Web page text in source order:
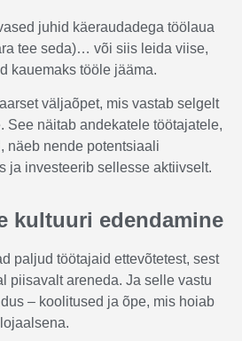
juhid käeraudadega töölaua
tee seda)… või siis leida viise,
kauemaks tööle jääma.
väljaõpet, mis vastab selgelt
See näitab andekatele töötajatele,
näeb nende potentsiaali
ja investeerib sellesse aktiivselt.
kultuuri edendamine
paljud töötajaid ettevõtetest, sest
piisavalt areneda. Ja selle vastu
– koolitused ja õpe, mis hoiab